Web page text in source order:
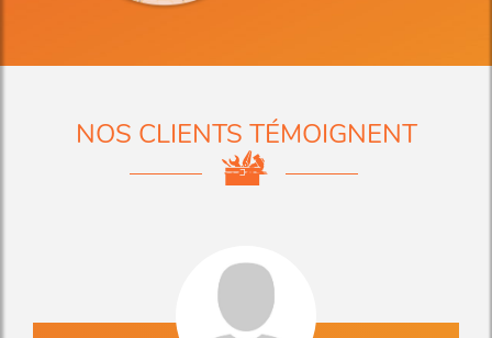
NOS CLIENTS TÉMOIGNENT